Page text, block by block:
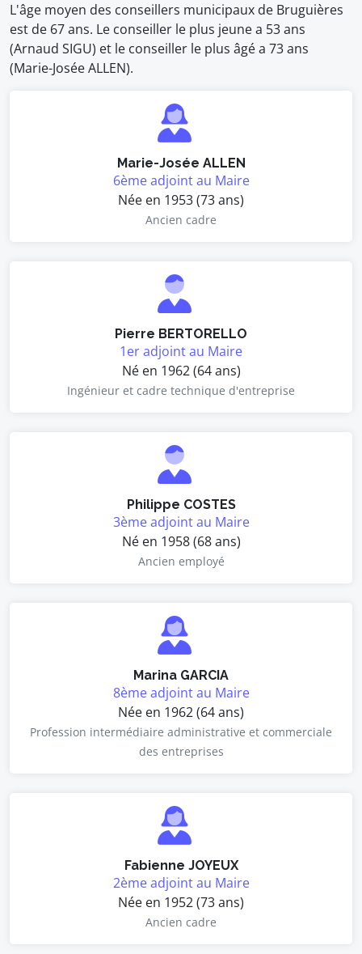
L'âge moyen des conseillers municipaux de Bruguières
est de 67 ans. Le conseiller le plus jeune a 53 ans
(Arnaud SIGU) et le conseiller le plus âgé a 73 ans
(Marie-Josée ALLEN).
Marie-Josée ALLEN
6ème adjoint au Maire
Née en 1953 (73 ans)
Ancien cadre
Pierre BERTORELLO
1er adjoint au Maire
Né en 1962 (64 ans)
Ingénieur et cadre technique d'entreprise
Philippe COSTES
3ème adjoint au Maire
Né en 1958 (68 ans)
Ancien employé
Marina GARCIA
8ème adjoint au Maire
Née en 1962 (64 ans)
Profession intermédiaire administrative et commerciale
des entreprises
Fabienne JOYEUX
2ème adjoint au Maire
Née en 1952 (73 ans)
Ancien cadre